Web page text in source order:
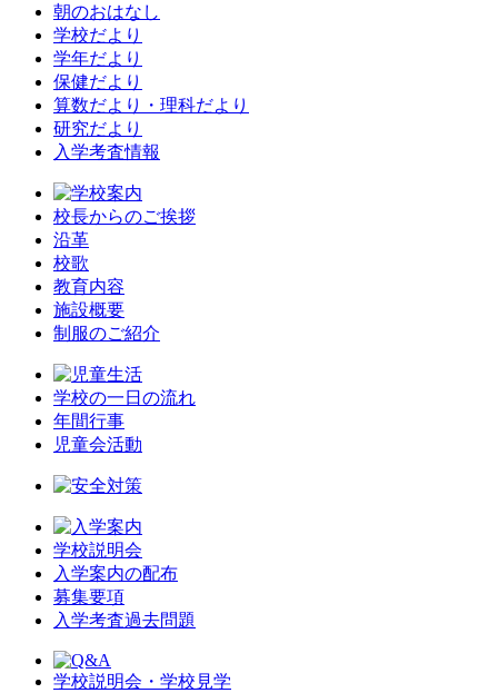
朝のおはなし
学校だより
学年だより
保健だより
算数だより・理科だより
研究だより
入学考査情報
校長からのご挨拶
沿革
校歌
教育内容
施設概要
制服のご紹介
学校の一日の流れ
年間行事
児童会活動
学校説明会
入学案内の配布
募集要項
入学考査過去問題
学校説明会・学校見学